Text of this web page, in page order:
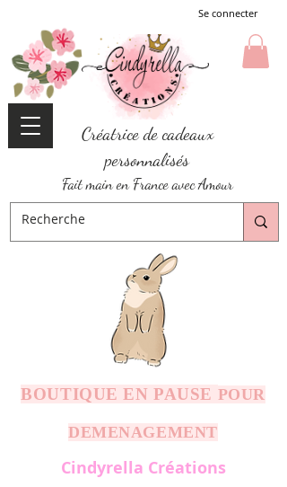
Se connecter
Créatrice de cadeaux
personnalisés
Fait main en France avec Amour
BOUTIQUE EN PAUSE POUR
DEMENAGEMENT
Cindyrella Créations